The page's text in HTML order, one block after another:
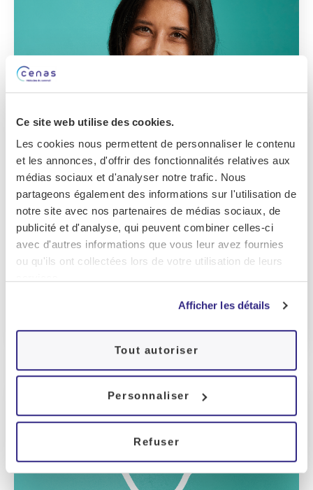
Ce site web utilise des cookies.
Les cookies nous permettent de personnaliser le contenu
et les annonces, d'offrir des fonctionnalités relatives aux
médias sociaux et d'analyser notre trafic. Nous
partageons également des informations sur l'utilisation de
notre site avec nos partenaires de médias sociaux, de
publicité et d'analyse, qui peuvent combiner celles-ci
avec d'autres informations que vous leur avez fournies
ou qu'ils ont collectées lors de votre utilisation de leurs
Afficher les détails
Tout autoriser
Personnaliser
Refuser
Dre Ana CASTRO
Médecin pneumologue FMH
bulle@cenas.ch